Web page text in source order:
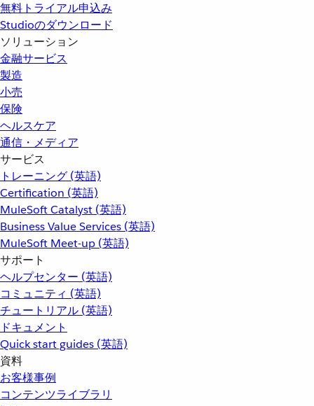
無料トライアル申込み
Studioのダウンロード
ソリューション
金融サービス
製造
小売
保険
ヘルスケア
通信・メディア
サービス
トレーニング (英語)
Certification (英語)
MuleSoft Catalyst (英語)
Business Value Services (英語)
MuleSoft Meet-up (英語)
サポート
ヘルプセンター (英語)
コミュニティ (英語)
チュートリアル (英語)
ドキュメント
Quick start guides (英語)
資料
お客様事例
コンテンツライブラリ